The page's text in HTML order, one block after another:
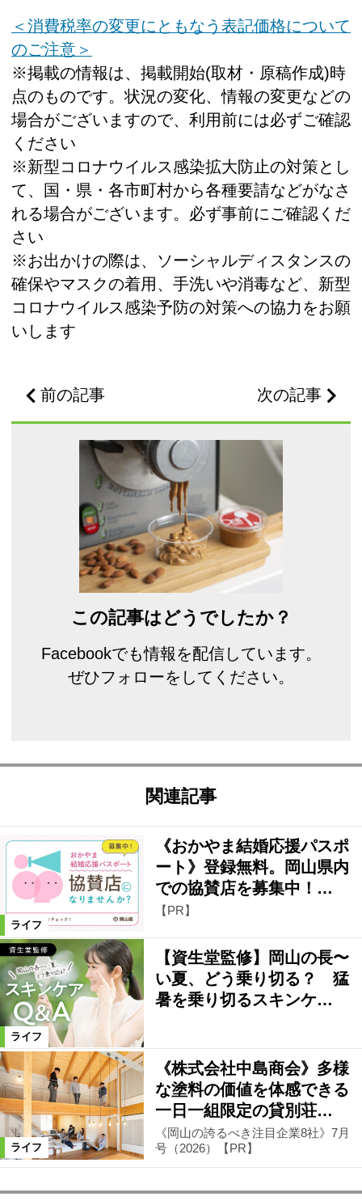
＜消費税率の変更にともなう表記価格について
のご注意＞
※掲載の情報は、掲載開始(取材・原稿作成)時
点のものです。状況の変化、情報の変更などの
場合がございますので、利用前には必ずご確認
ください
※新型コロナウイルス感染拡大防止の対策とし
て、国・県・各市町村から各種要請などがなさ
れる場合がございます。必ず事前にご確認くだ
さい
※お出かけの際は、ソーシャルディスタンスの
確保やマスクの着用、手洗いや消毒など、新型
コロナウイルス感染予防の対策への協力をお願
いします
前の記事 次の記事
この記事はどうでしたか？
Facebookでも情報を配信しています。
ぜひフォローをしてください。
関連記事
ライフ
《おかやま結婚応援パスポ
ート》登録無料。岡山県内
での協賛店を募集中！…
【PR】
ライフ
【資生堂監修】岡山の長〜
い夏、どう乗り切る？ 猛
暑を乗り切るスキンケ…
ライフ
《株式会社中島商会》多様
な塗料の価値を体感できる
一日一組限定の貸別荘…
《岡山の誇るべき注目企業8社》7月
号（2026）【PR】